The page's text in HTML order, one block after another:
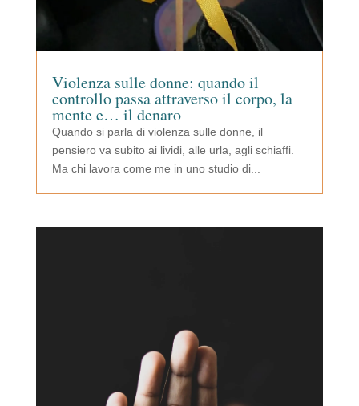
Violenza sulle donne: quando il
controllo passa attraverso il corpo, la
mente e… il denaro
Quando si parla di violenza sulle donne, il
pensiero va subito ai lividi, alle urla, agli schiaffi.
Ma chi lavora come me in uno studio di...